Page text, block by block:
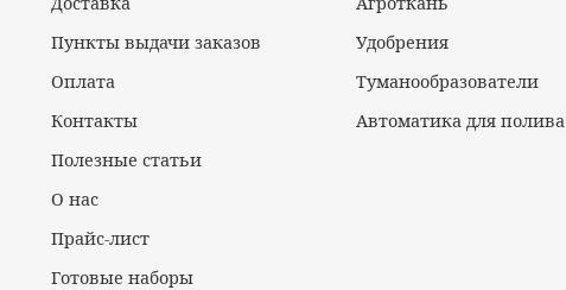
Пункты выдачи заказов
Оплата
Контакты
Полезные статьи
О нас
Прайс-лист
Готовые наборы
Удобрения
Туманообразователи
Автоматика для полива